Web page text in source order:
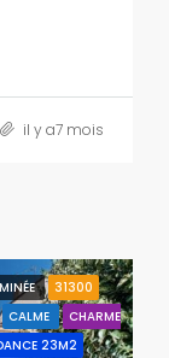
il y a7 mois
31300
CALME
CHARME
23M2